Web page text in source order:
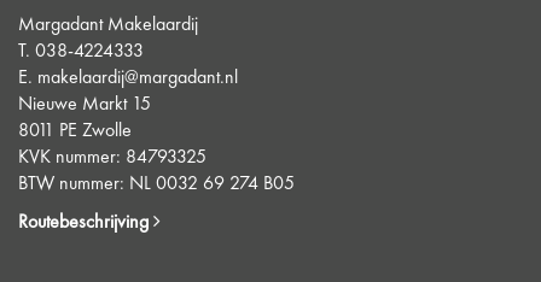
Margadant Makelaardij
T. 038-4224333
E. makelaardij@margadant.nl
Nieuwe Markt 15
8011 PE Zwolle
KVK nummer: 84793325
BTW nummer: NL 0032 69 274 B05
Routebeschrijving